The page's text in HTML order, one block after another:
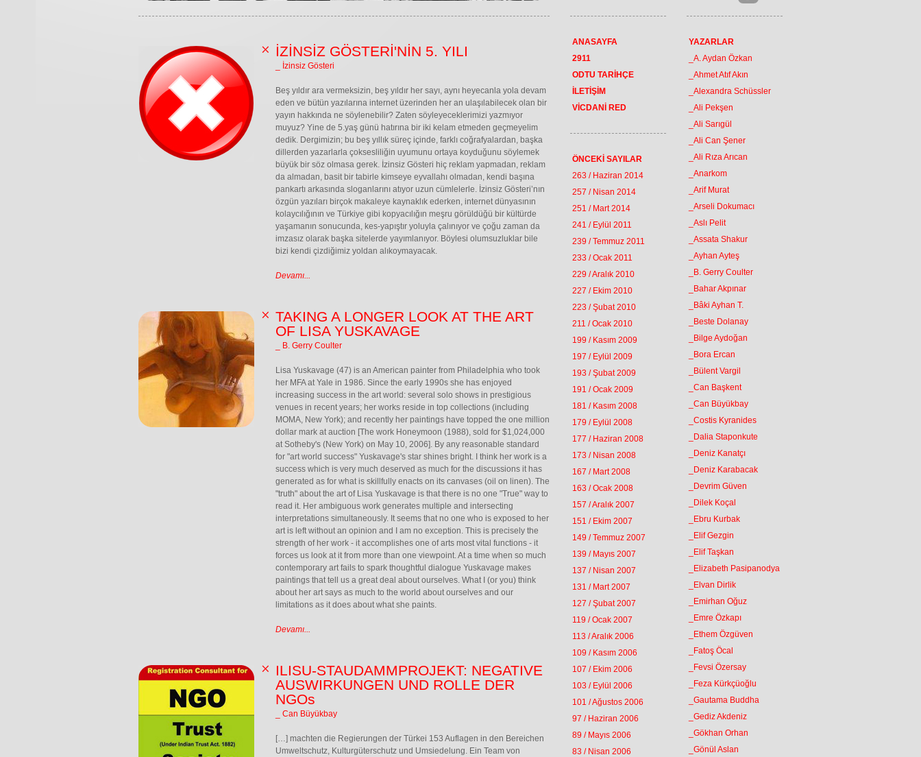
İZİNSİZ GÖSTERİ'NİN 5. YILI
_ İzinsiz Gösteri
Beş yıldır ara vermeksizin, beş yıldır her sayı, aynı heyecanla yola devam
eden ve bütün yazılarına internet üzerinden her an ulaşılabilecek olan bir
yayın hakkında ne söylenebilir? Zaten söyleyeceklerimizi yazmıyor
muyuz? Yine de 5.yaş günü hatırına bir iki kelam etmeden geçmeyelim
dedik. Dergimizin; bu beş yıllık süreç içinde, farklı coğrafyalardan, başka
dillerden yazarlarla çoksesliliğin uyumunu ortaya koyduğunu söylemek
büyük bir söz olmasa gerek. İzinsiz Gösteri hiç reklam yapmadan, reklam
da almadan, basit bir tabirle kimseye eyvallahı olmadan, kendi başına
pankartı arkasında sloganlarını atıyor uzun cümlelerle. İzinsiz Gösteri’nın
özgün yazıları birçok makaleye kaynaklık ederken, internet dünyasının
kolaycılığının ve Türkiye gibi kopyacılığın meşru görüldüğü bir kültürde
yaşamanın sonucunda, kes-yapıştır yoluyla çalınıyor ve çoğu zaman da
imzasız olarak başka sitelerde yayımlanıyor. Böylesi olumsuzluklar bile
bizi kendi çizdiğimiz yoldan alıkoymayacak.
Devamı...
TAKING A LONGER LOOK AT THE ART
OF LISA YUSKAVAGE
_ B. Gerry Coulter
Lisa Yuskavage (47) is an American painter from Philadelphia who took
her MFA at Yale in 1986. Since the early 1990s she has enjoyed
increasing success in the art world: several solo shows in prestigious
venues in recent years; her works reside in top collections (including
MOMA, New York); and recently her paintings have topped the one million
dollar mark at auction [The work Honeymoon (1988), sold for $1,024,000
at Sotheby's (New York) on May 10, 2006]. By any reasonable standard
for "art world success" Yuskavage's star shines bright. I think her work is a
success which is very much deserved as much for the discussions it has
generated as for what is skillfully enacts on its canvases (oil on linen). The
"truth" about the art of Lisa Yuskavage is that there is no one "True" way to
read it. Her ambiguous work generates multiple and intersecting
interpretations simultaneously. It seems that no one who is exposed to her
art is left without an opinion and I am no exception. This is precisely the
strength of her work - it accomplishes one of arts most vital functions - it
forces us look at it from more than one viewpoint. At a time when so much
contemporary art fails to spark thoughtful dialogue Yuskavage makes
paintings that tell us a great deal about ourselves. What I (or you) think
about her art says as much to the world about ourselves and our
limitations as it does about what she paints.
Devamı...
ILISU-STAUDAMMPROJEKT: NEGATIVE
AUSWIRKUNGEN UND ROLLE DER
NGOs
_ Can Büyükbay
[…] mach­ten die Regierungen der Türkei 153 Auflagen in den Bereichen
Umweltschutz, Kulturgüterschutz und Umsiedelung. Ein Team von
ANASAYFA
2911
ODTU TARİHÇE
İLETİŞİM
VİCDANİ RED
ÖNCEKİ SAYILAR
263 / Haziran 2014
257 / Nisan 2014
251 / Mart 2014
241 / Eylül 2011
239 / Temmuz 2011
233 / Ocak 2011
229 / Aralık 2010
227 / Ekim 2010
223 / Şubat 2010
211 / Ocak 2010
199 / Kasım 2009
197 / Eylül 2009
193 / Şubat 2009
191 / Ocak 2009
181 / Kasım 2008
179 / Eylül 2008
177 / Haziran 2008
173 / Nisan 2008
167 / Mart 2008
163 / Ocak 2008
157 / Aralık 2007
151 / Ekim 2007
149 / Temmuz 2007
139 / Mayıs 2007
137 / Nisan 2007
131 / Mart 2007
127 / Şubat 2007
119 / Ocak 2007
113 / Aralık 2006
109 / Kasım 2006
107 / Ekim 2006
103 / Eylül 2006
101 / Ağustos 2006
97 / Haziran 2006
89 / Mayıs 2006
83 / Nisan 2006
YAZARLAR
_A. Aydan Özkan
_Ahmet Atıf Akın
_Alexandra Schüssler
_Ali Pekşen
_Ali Sarıgül
_Ali Can Şener
_Ali Rıza Arıcan
_Anarkom
_Arif Murat
_Arseli Dokumacı
_Aslı Pelit
_Assata Shakur
_Ayhan Ayteş
_B. Gerry Coulter
_Bahar Akpınar
_Bâki Ayhan T.
_Beste Dolanay
_Bilge Aydoğan
_Bora Ercan
_Bülent Vargil
_Can Başkent
_Can Büyükbay
_Costis Kyranides
_Dalia Staponkute
_Deniz Kanatçı
_Deniz Karabacak
_Devrim Güven
_Dilek Koçal
_Ebru Kurbak
_Elif Gezgin
_Elif Taşkan
_Elizabeth Pasipanodya
_Elvan Dirlik
_Emirhan Oğuz
_Emre Özkapı
_Ethem Özgüven
_Fatoş Öcal
_Fevsi Özersay
_Feza Kürkçüoğlu
_Gautama Buddha
_Gediz Akdeniz
_Gökhan Orhan
_Gönül Aslan